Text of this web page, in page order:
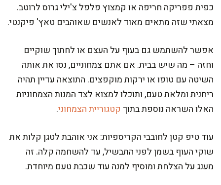
כפית פפריקה חריפה או קמצוץ פלפל צ'ילי גרוס לרוטב.
מצאתי שזה מתאים מאוד לאנשים שאוהבים טאץ' פיקנטי.
אפשר להשתמש גם בעוף על העצם או לחתוך שוקיים
וחזה – מה שיש בבית. אם אתם צמחוניים, נסו את אותה
השיטה עם טופו או ירקות מוקפצים. התוצאה עדיין תהיה
ריחנית ומלאת טעם, ותוכלו למצוא לצד המנות הצמחוניות
האלו השראה נוספת בתוך קטגוריית הצמחוני.
עוד טיפ קטן לחובבי הקריספיות: אני אוהבת לטגן קלות את
שוקי העוף בשמן לפני התבשיל, עד להשחמה קלה. זה
מענג על הצלחת ומוסיף למנה עוד שכבת טעם מיוחדת.